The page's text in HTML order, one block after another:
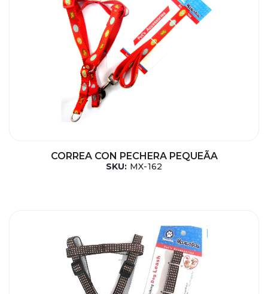
CORREA CON PECHERA PEQUEÃA
SKU: MX-162